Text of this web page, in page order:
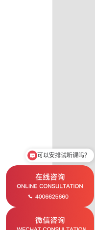
可以安排试听课吗？